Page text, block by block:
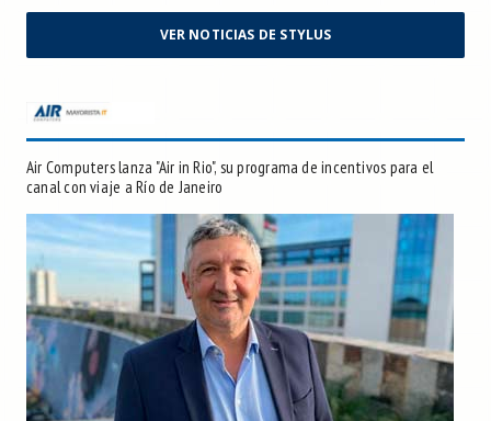
VER NOTICIAS DE STYLUS
Air Computers lanza "Air in Rio", su programa de incentivos para el
canal con viaje a Río de Janeiro